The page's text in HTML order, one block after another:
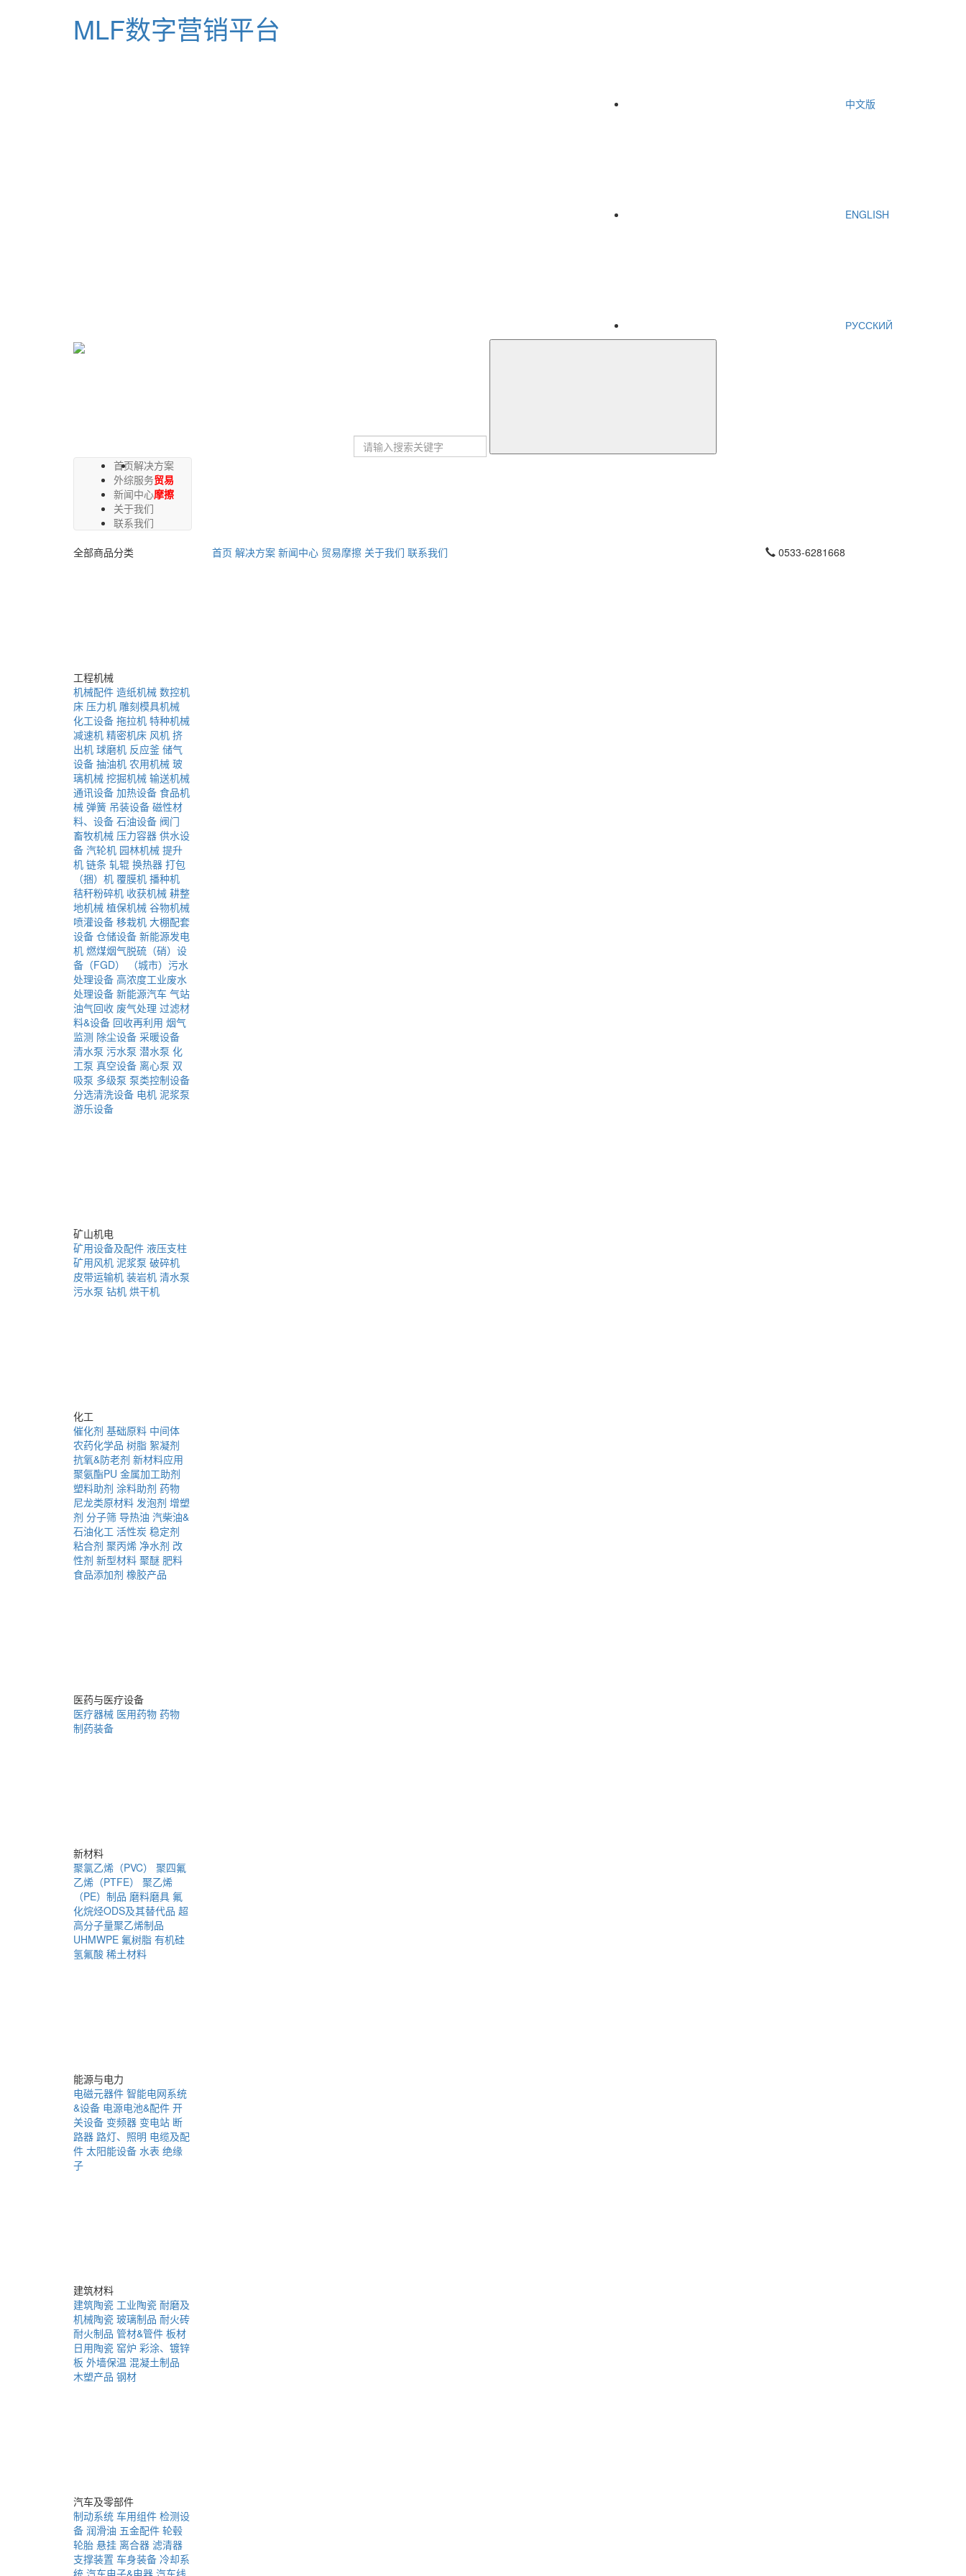
MLF数字营销平台
中文版
ENGLISH
РУССКИЙ
首页解决方案
外综服务
新闻中心
贸易
摩擦
关于我们
联系我们
全部商品分类
工程机械
机械配件 造纸机械 数控机
床 压力机 雕刻模具机械
化工设备 拖拉机 特种机械
减速机 精密机床 风机 挤
出机 球磨机 反应釜 储气
设备 抽油机 农用机械 玻
璃机械 挖掘机械 输送机械
通讯设备 加热设备 食品机
械 弹簧 吊装设备 磁性材
料、设备 石油设备 阀门
畜牧机械 压力容器 供水设
备 汽轮机 园林机械 提升
机 链条 轧辊 换热器 打包
（捆）机 覆膜机 播种机
秸秆粉碎机 收获机械 耕整
地机械 植保机械 谷物机械
喷灌设备 移栽机 大棚配套
设备 仓储设备 新能源发电
机 燃煤烟气脱硫（硝）设
备（FGD）
（城市）污水
处理设备 高浓度工业废水
处理设备 新能源汽车 气站
油气回收 废气处理 过滤材
料&设备 回收再利用 烟气
监测 除尘设备 采暖设备
清水泵 污水泵 潜水泵 化
工泵 真空设备 离心泵 双
吸泵 多级泵 泵类控制设备
分选清洗设备 电机 泥浆泵
游乐设备
矿山机电
矿用设备及配件 液压支柱
矿用风机 泥浆泵 破碎机
皮带运输机 装岩机 清水泵
污水泵 钻机 烘干机
化工
催化剂 基础原料 中间体
农药化学品 树脂 絮凝剂
抗氧&防老剂 新材料应用
聚氨酯PU 金属加工助剂
塑料助剂 涂料助剂 药物
尼龙类原材料 发泡剂 增塑
剂 分子筛 导热油 汽柴油&
石油化工 活性炭 稳定剂
粘合剂 聚丙烯 净水剂 改
性剂 新型材料 聚醚 肥料
食品添加剂 橡胶产品
医药与医疗设备
医疗器械 医用药物 药物
制药装备
新材料
聚氯乙烯（PVC）
聚四氟
乙烯（PTFE）
聚乙烯
（PE）制品 磨料磨具 氟
化烷烃ODS及其替代品 超
高分子量聚乙烯制品
UHMWPE 氟树脂 有机硅
氢氟酸 稀土材料
能源与电力
电磁元器件 智能电网系统
&设备 电源电池&配件 开
关设备 变频器 变电站 断
路器 路灯、照明 电缆及配
件 太阳能设备 水表 绝缘
子
建筑材料
建筑陶瓷 工业陶瓷 耐磨及
机械陶瓷 玻璃制品 耐火砖
耐火制品 管材&管件 板材
日用陶瓷 窑炉 彩涂、镀锌
板 外墙保温 混凝土制品
木塑产品 钢材
汽车及零部件
制动系统 车用组件 检测设
备 润滑油 五金配件 轮毂
轮胎 悬挂 离合器 滤清器
支撑装置 车身装备 冷却系
首页 解决方案 新闻中心 贸易摩擦 关于我们 联系我们 0533-6281668